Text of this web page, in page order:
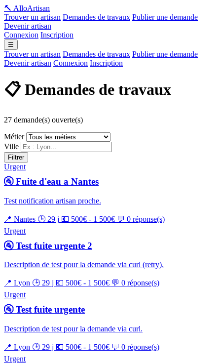
🔨 AlloArtisan
Trouver un artisan Demandes de travaux Publier une demande
Devenir artisan
Connexion Inscription
☰
Trouver un artisan Demandes de travaux Publier une demande
Devenir artisan Connexion Inscription
📋 Demandes de travaux
27 demande(s) ouverte(s)
Métier
Ville
Filtrer
Urgent
🚰 Fuite d'eau a Nantes
Test notification artisan proche.
📍 Nantes 🕒 29 j 💶 500€ - 1 500€ 💬 0 réponse(s)
Urgent
🚰 Test fuite urgente 2
Description de test pour la demande via curl (retry).
📍 Lyon 🕒 29 j 💶 500€ - 1 500€ 💬 0 réponse(s)
Urgent
🚰 Test fuite urgente
Description de test pour la demande via curl.
📍 Lyon 🕒 29 j 💶 500€ - 1 500€ 💬 0 réponse(s)
Urgent